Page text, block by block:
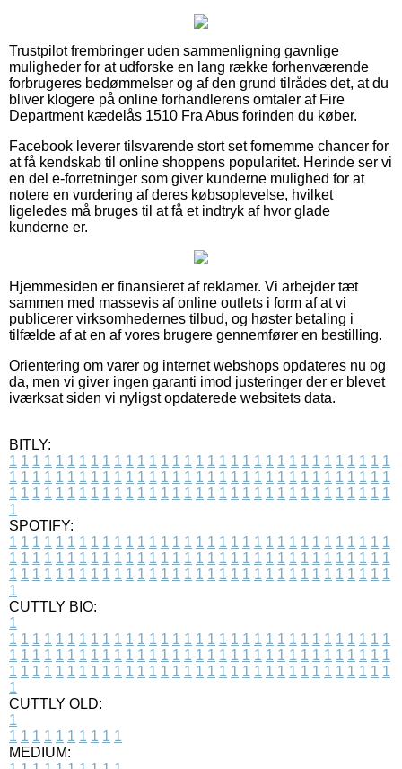
Trustpilot frembringer uden sammenligning gavnlige
muligheder for at udforske en lang række forhenværende
forbrugeres bedømmelser og af den grund tilrådes det, at du
bliver klogere på online forhandlerens omtaler af Fire
Department kædelås 1510 Fra Abus forinden du køber.
Facebook leverer tilsvarende stort set fornemme chancer for
at få kendskab til online shoppens popularitet. Herinde ser vi
en del e-forretninger som giver kunderne mulighed for at
notere en vurdering af deres købsoplevelse, hvilket
ligeledes må bruges til at få et indtryk af hvor glade
kunderne er.
Hjemmesiden er finansieret af reklamer. Vi arbejder tæt
sammen med massevis af online outlets i form af at vi
publicerer virksomhedernes tilbud, og høster betaling i
tilfælde af at en af vores brugere gennemfører en bestilling.
Orientering om varer og internet webshops opdateres nu og
da, men vi giver ingen garanti imod justeringer der er blevet
iværksat siden vi nyligst opdaterede websitets data.
BITLY:
1 1 1 1 1 1 1 1 1 1 1 1 1 1 1 1 1 1 1 1 1 1 1 1 1 1 1 1 1 1 1 1 1
1 1 1 1 1 1 1 1 1 1 1 1 1 1 1 1 1 1 1 1 1 1 1 1 1 1 1 1 1 1 1 1 1
1 1 1 1 1 1 1 1 1 1 1 1 1 1 1 1 1 1 1 1 1 1 1 1 1 1 1 1 1 1 1 1 1
1
SPOTIFY:
1 1 1 1 1 1 1 1 1 1 1 1 1 1 1 1 1 1 1 1 1 1 1 1 1 1 1 1 1 1 1 1 1
1 1 1 1 1 1 1 1 1 1 1 1 1 1 1 1 1 1 1 1 1 1 1 1 1 1 1 1 1 1 1 1 1
1 1 1 1 1 1 1 1 1 1 1 1 1 1 1 1 1 1 1 1 1 1 1 1 1 1 1 1 1 1 1 1 1
1
CUTTLY BIO:
1
1 1 1 1 1 1 1 1 1 1 1 1 1 1 1 1 1 1 1 1 1 1 1 1 1 1 1 1 1 1 1 1 1
1 1 1 1 1 1 1 1 1 1 1 1 1 1 1 1 1 1 1 1 1 1 1 1 1 1 1 1 1 1 1 1 1
1 1 1 1 1 1 1 1 1 1 1 1 1 1 1 1 1 1 1 1 1 1 1 1 1 1 1 1 1 1 1 1 1
1
CUTTLY OLD:
1
1 1 1 1 1 1 1 1 1 1
MEDIUM: